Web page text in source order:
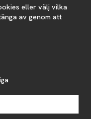
eller välj vilka
av genom att